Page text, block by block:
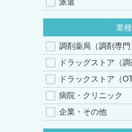
派遣
業種
調剤薬局（調剤専門
ドラッグストア（調
ドラックストア（
病院・クリニック
企業・その他